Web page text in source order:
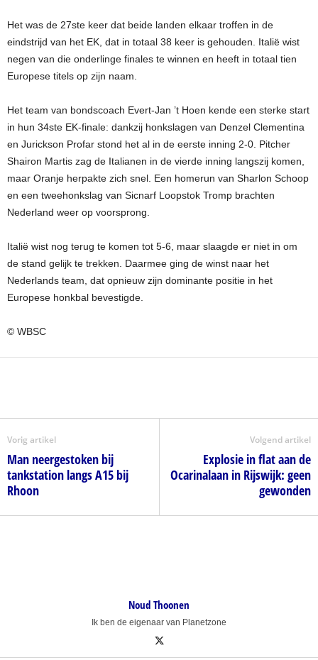
Het was de 27ste keer dat beide landen elkaar troffen in de
eindstrijd van het EK, dat in totaal 38 keer is gehouden. Italië wist
negen van die onderlinge finales te winnen en heeft in totaal tien
Europese titels op zijn naam.
Het team van bondscoach Evert-Jan ’t Hoen kende een sterke start
in hun 34ste EK-finale: dankzij honkslagen van Denzel Clementina
en Jurickson Profar stond het al in de eerste inning 2-0. Pitcher
Shairon Martis zag de Italianen in de vierde inning langszij komen,
maar Oranje herpakte zich snel. Een homerun van Sharlon Schoop
en een tweehonkslag van Sicnarf Loopstok Tromp brachten
Nederland weer op voorsprong.
Italië wist nog terug te komen tot 5-6, maar slaagde er niet in om
de stand gelijk te trekken. Daarmee ging de winst naar het
Nederlands team, dat opnieuw zijn dominante positie in het
Europese honkbal bevestigde.
© WBSC
Vorig artikel
Man neergestoken bij
tankstation langs A15 bij
Rhoon
Volgend artikel
Explosie in flat aan de
Ocarinalaan in Rijswijk: geen
gewonden
Noud Thoonen
Ik ben de eigenaar van Planetzone